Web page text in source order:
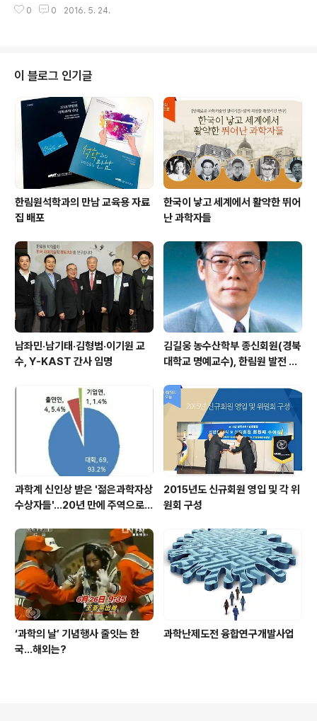
총괄 지원 기능을 수행하며, 개별 과학기술유공자의 수요
이후, 이에 따른 TF팀을 구성하고 동 사업의 성공적 정착
의 연계방안 모색, ▲유공자 심사기준 및 규모, ▲유공자
예우방안 등 크게 3가지 사업방향에 대해 구체적 논의를
시작했다. 과학기술유공자 예우 및 지원사업은 지난 해 12
월말 국회에서 제정된 ‘과학기술유공자 예우 및 지원에 관
한 법률’에 따라 과학기술인의 긍지를 높이고 과학기술인
이 존중받는 사회 문화를 조성하기 위해 ..
0 0 2016. 5. 24.
이 블로그 인기글
한림원석학과의 만남 교육용 자료
집 배포
한국이 낳고 세계에서 활약한 뛰어
난 과학자들
남좌민·남기태·김형범·이기원 교
수, Y-KAST 간사 임명
김길웅 농수산학부 종신회원(경북
대학교 명예교수), 한림원 발전 위
과학계 신인상 받은 '젊은과학자상
수상자들'…20년 만에 주역으로
2015년도 신규회원 영입 및 각 위
원회 구성
‘과학의 날’ 기념행사 줄잇는 한
국…해외는?
과학난제도전 융합연구개발사업